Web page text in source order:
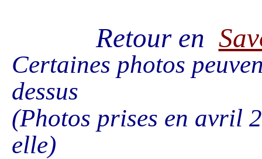
Retour en
Certaines photos
dessus
(Photos prises en avril
elle)